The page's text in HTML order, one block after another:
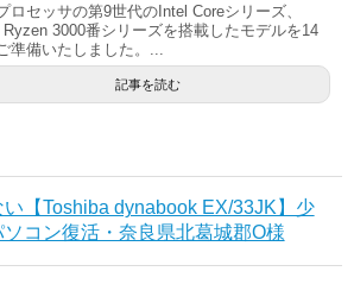
ロセッサの第9世代のIntel Coreシリーズ、
3000番シリーズを搭載したモデルを14
準備いたしました。...
記事を読む
い【Toshiba dynabook EX/33JK】少
ソコン復活・奈良県北葛城郡O様